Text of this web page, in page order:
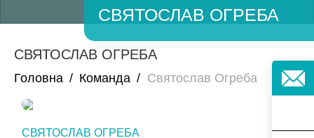
СВЯТОСЛАВ ОГРЕБА
СВЯТОСЛАВ ОГРЕБА
Головна / Команда / Святослав Огреба
СВЯТОСЛАВ ОГРЕБА